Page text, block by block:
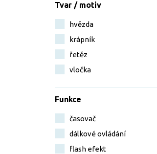
Tvar / motiv
hvězda
krápník
řetěz
vločka
Funkce
časovač
dálkové ovládání
flash efekt